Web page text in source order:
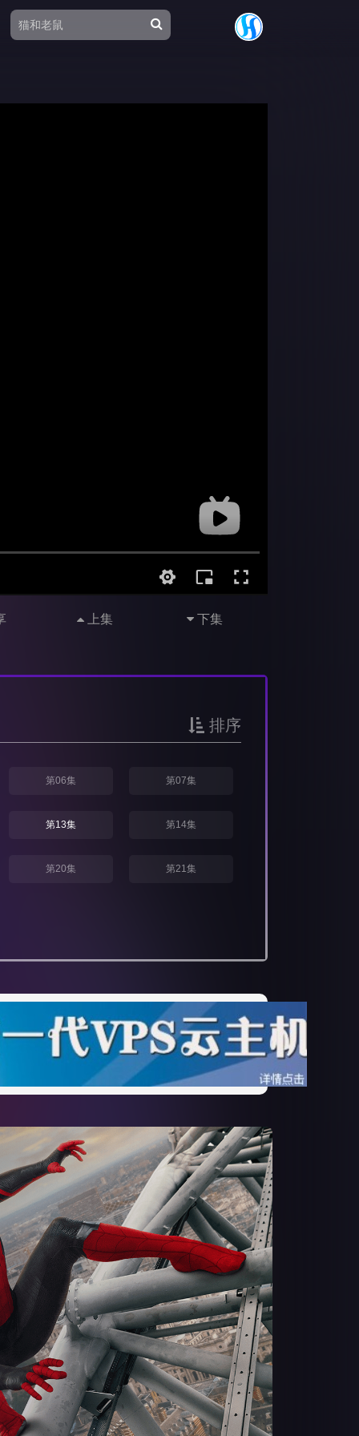
上集 下集
排序
第06集 第07集
第13集 第14集
第20集 第21集